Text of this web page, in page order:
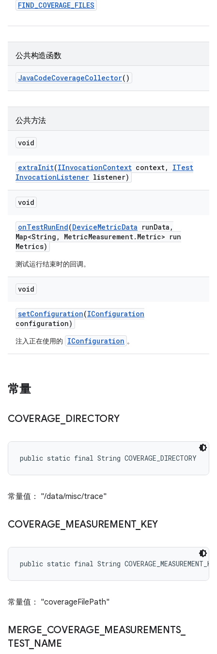
FIND_COVERAGE_FILES
公共构造函数
JavaCodeCoverageCollector()
公共方法
void
extraInit(IInvocationContext context,
ITest
InvocationListener listener)
void
onTestRunEnd(DeviceMetricData runData ,
Map<String , MetricMeasurement. Metric> run
Metrics)
测试运行结束时的回调。
void
setConfiguration(IConfiguration
configuration)
注入正在使用的 IConfiguration 。
常量
COVERAGE DIRECTORY
public static final String COVERAGE_DIRECTORY
常量值： "/data/misc/trace"
COVERAGE MEASUREMENT_ KEY
public static final String
常量值： "coverageFilePath"
MERGE COVERAGE MEASUREMENTS_
TEST_ NAME